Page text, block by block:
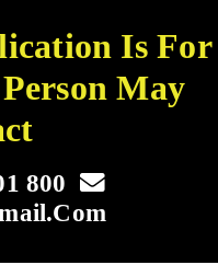
Is For
May
800